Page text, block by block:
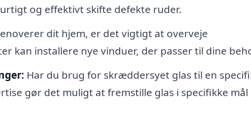
og effektivt skifte defekte ruder.
dit hjem, er det vigtigt at overveje
kan installere nye vinduer, der passer til dine
Har du brug for skræddersyet glas til en
gør det muligt at fremstille glas i specifikke mål